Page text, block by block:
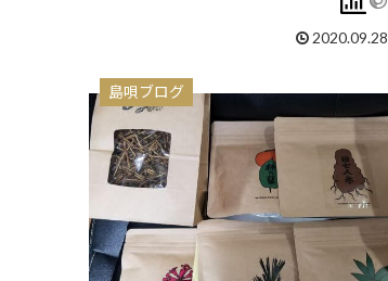
2020.09.28
島唄ブログ